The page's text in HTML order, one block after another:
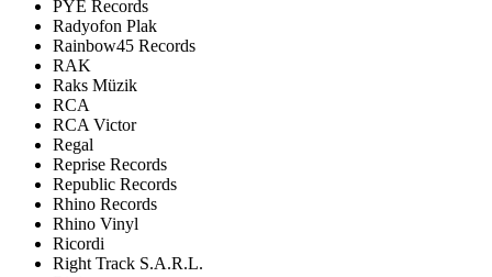
PYE Records
Radyofon Plak
Rainbow45 Records
RAK
Raks Müzik
RCA
RCA Victor
Regal
Reprise Records
Republic Records
Rhino Records
Rhino Vinyl
Ricordi
Right Track S.A.R.L.